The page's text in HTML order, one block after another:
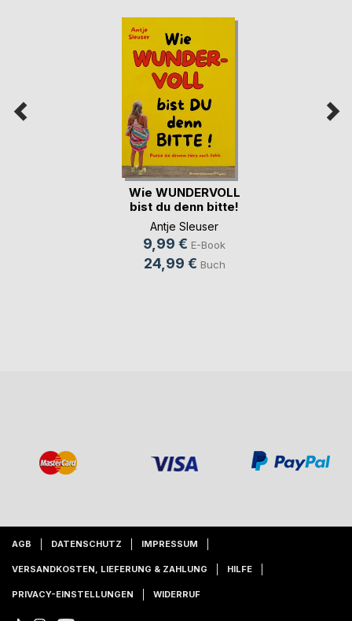
Wie WUNDERVOLL
bist du denn bitte!
Antje Sleuser
9,99 € E-Book
24,99 € Buch
AGB DATENSCHUTZ IMPRESSUM
VERSANDKOSTEN, LIEFERUNG & ZAHLUNG HILFE
PRIVACY-EINSTELLUNGEN WIDERRUF